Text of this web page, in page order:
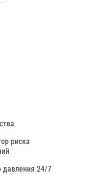
риска
давления 24/7